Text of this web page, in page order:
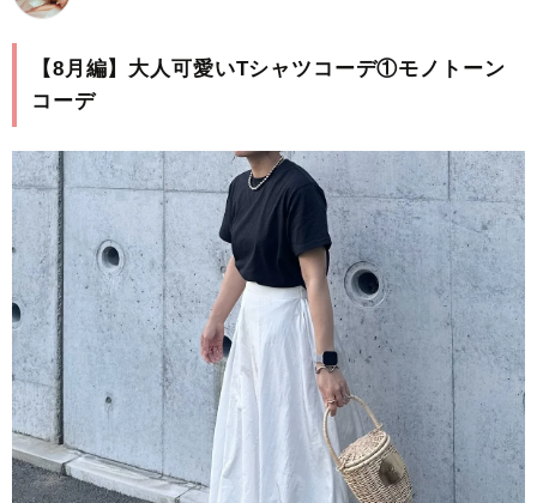
【8月編】大人可愛いTシャツコーデ①モノトーン
コーデ